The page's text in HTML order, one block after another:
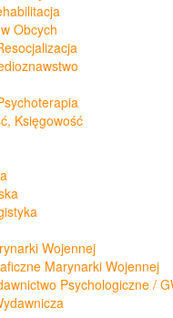
Obcych
Księgowość
Wojennej
Marynarki Wojennej
Psychologiczne /